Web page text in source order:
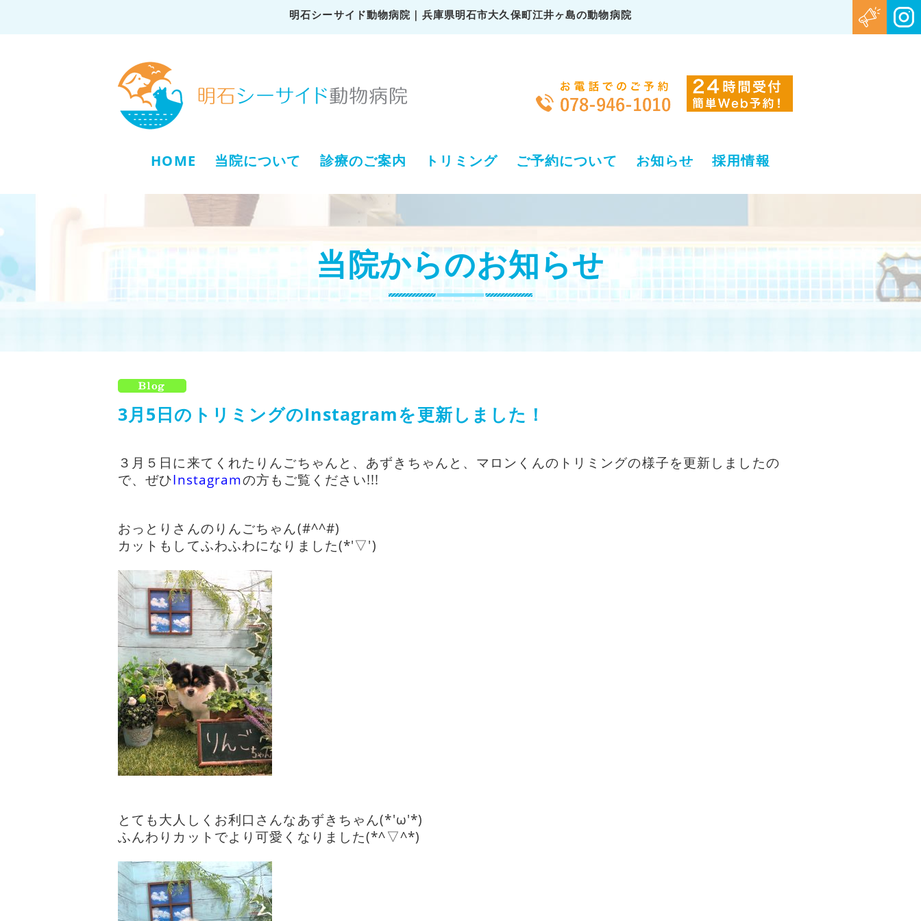
明石シーサイド動物病院｜兵庫県明石市大久保町江井ヶ島の動物病院
HOME 当院について 診療のご案内 トリミング ご予約について お知らせ 採用情報
当院からのお知らせ
3月5日のトリミングのInstagramを更新しました！
３月５日に来てくれたりんごちゃんと、あずきちゃんと、マロンくんのトリミングの様子を更新しましたの
で、ぜひInstagramの方もご覧ください!!!
おっとりさんのりんごちゃん(#^^#)
カットもしてふわふわになりました(*'▽')
とても大人しくお利口さんなあずきちゃん(*'ω'*)
ふんわりカットでより可愛くなりました(*^▽^*)